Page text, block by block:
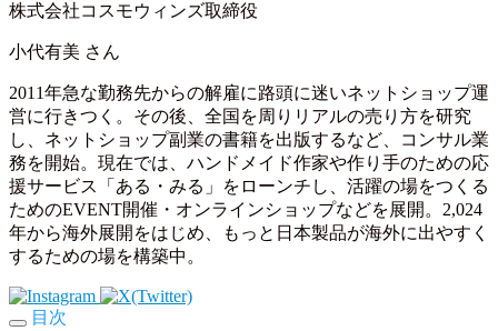
株式会社コスモウィンズ取締役
小代有美 さん
2011年急な勤務先からの解雇に路頭に迷いネットショップ運
営に行きつく。その後、全国を周りリアルの売り方を研究
し、ネットショップ副業の書籍を出版するなど、コンサル業
務を開始。現在では、ハンドメイド作家や作り手のための応
援サービス「ある・みる」をローンチし、活躍の場をつくる
ためのEVENT開催・オンラインショップなどを展開。2,024
年から海外展開をはじめ、もっと日本製品が海外に出やすく
するための場を構築中。
目次